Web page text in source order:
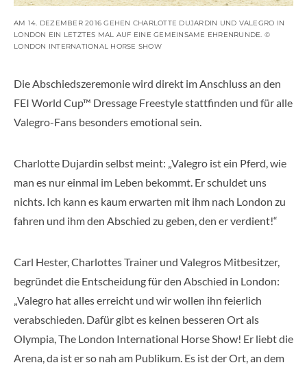
AM 14. DEZEMBER 2016 GEHEN CHARLOTTE DUJARDIN UND VALEGRO IN
LONDON EIN LETZTES MAL AUF EINE GEMEINSAME EHRENRUNDE. ©
LONDON INTERNATIONAL HORSE SHOW
Die Abschiedszeremonie wird direkt im Anschluss an den
FEI World Cup™ Dressage Freestyle stattfinden und für alle
Valegro-Fans besonders emotional sein.
Charlotte Dujardin selbst meint: „Valegro ist ein Pferd, wie
man es nur einmal im Leben bekommt. Er schuldet uns
nichts. Ich kann es kaum erwarten mit ihm nach London zu
fahren und ihm den Abschied zu geben, den er verdient!“
Carl Hester, Charlottes Trainer und Valegros Mitbesitzer,
begründet die Entscheidung für den Abschied in London:
„Valegro hat alles erreicht und wir wollen ihn feierlich
verabschieden. Dafür gibt es keinen besseren Ort als
Olympia, The London International Horse Show! Er liebt die
Arena, da ist er so nah am Publikum. Es ist der Ort, an dem